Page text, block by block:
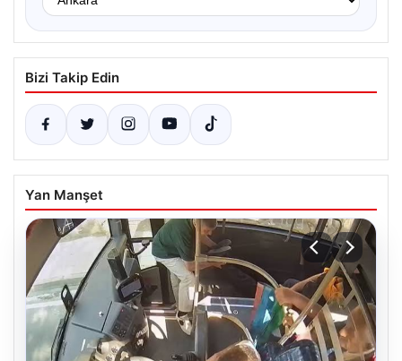
Bizi Takip Edin
Yan Manşet